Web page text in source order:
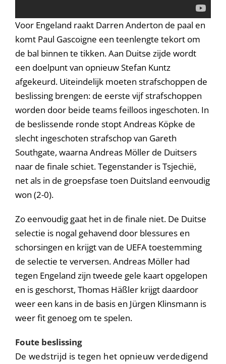
Voor Engeland raakt Darren Anderton de paal en
komt Paul Gascoigne een teenlengte tekort om
de bal binnen te tikken. Aan Duitse zijde wordt
een doelpunt van opnieuw Stefan Kuntz
afgekeurd. Uiteindelijk moeten strafschoppen de
beslissing brengen: de eerste vijf strafschoppen
worden door beide teams feilloos ingeschoten. In
de beslissende ronde stopt Andreas Köpke de
slecht ingeschoten strafschop van Gareth
Southgate, waarna Andreas Möller de Duitsers
naar de finale schiet. Tegenstander is Tsjechië,
net als in de groepsfase toen Duitsland eenvoudig
won (2-0).
Zo eenvoudig gaat het in de finale niet. De Duitse
selectie is nogal gehavend door blessures en
schorsingen en krijgt van de UEFA toestemming
de selectie te verversen. Andreas Möller had
tegen Engeland zijn tweede gele kaart opgelopen
en is geschorst, Thomas Häßler krijgt daardoor
weer een kans in de basis en Jürgen Klinsmann is
weer fit genoeg om te spelen.
Foute beslissing
De wedstrijd is tegen het opnieuw verdedigend